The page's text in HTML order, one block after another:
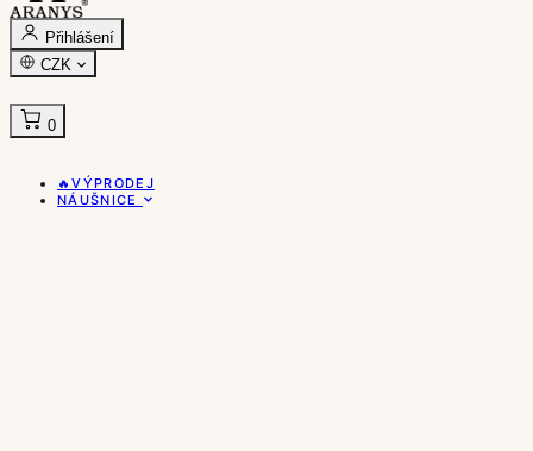
Přihlášení
CZK
0
🔥VÝPRODEJ
NÁUŠNICE